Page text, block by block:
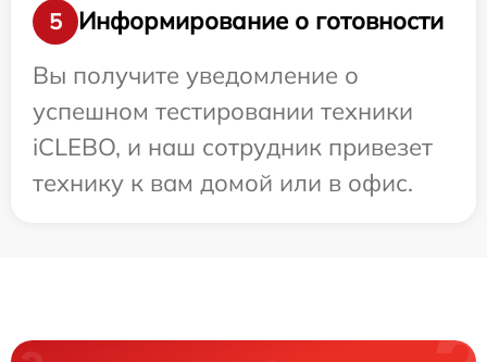
5
Информирование о готовности
Вы получите уведомление о
успешном тестировании техники
iCLEBO, и наш сотрудник привезет
технику к вам домой или в офис.